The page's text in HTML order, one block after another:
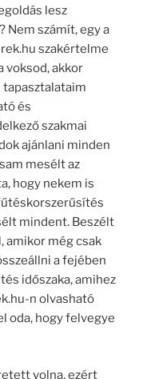
lesz
Nem számít, egy a
szakértelme
voksod, akkor
tapasztalataim
és
szakmai
ajánlani minden
mesélt az
hogy nekem is
mindent. Beszélt
amikor még csak
a fejében
időszaka, amihez
n olvasható
oda, hogy felvegye
volna, ezért